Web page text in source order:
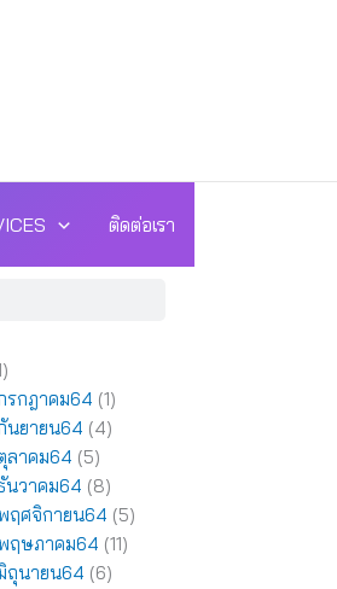
ติดต่อเรา
รกฎาคม64 (1)
นยายน64 (4)
ลาคม64 (5)
นวาคม64 (8)
ฤศจิกายน64 (5)
ฤษภาคม64 (11)
ถุนายน64 (6)